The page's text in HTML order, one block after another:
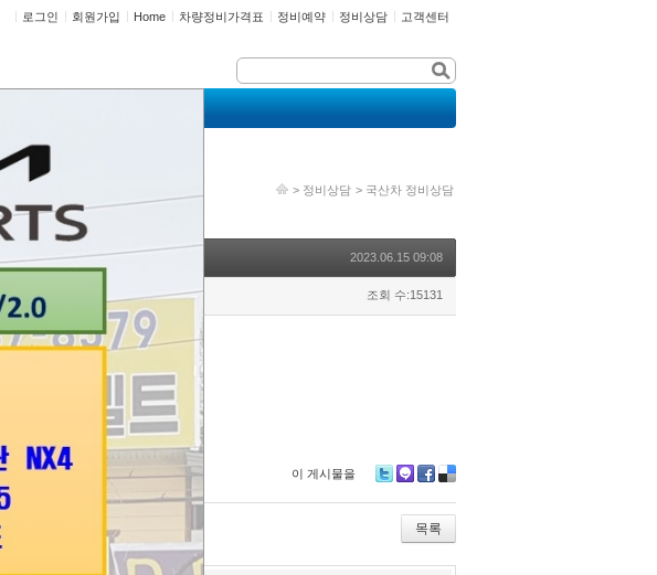
로그인 회원가입 Home 차량정비가격표 정비예약 정비상담 고객센터
> 정비상담 > 국산차 정비상담
2023.06.15 09:08
조회 수:15131
드립니다.
이 게시물을
y
bo
ok
ou
s
목록